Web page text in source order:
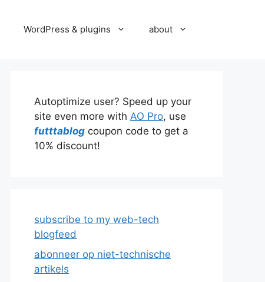
WordPress & plugins about
Autoptimize user? Speed up your
site even more with AO Pro, use
futttablog coupon code to get a
10% discount!
subscribe to my web-tech
blogfeed
abonneer op niet-technische
artikels